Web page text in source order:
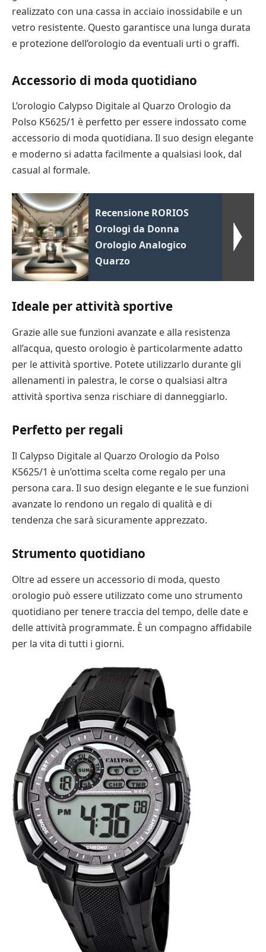
realizzato con una cassa in acciaio inossidabile e un
vetro resistente. Questo garantisce una lunga durata
e protezione dell’orologio da eventuali urti o graffi.
Accessorio di moda quotidiano
L’orologio Calypso Digitale al Quarzo Orologio da
Polso K5625/1 è perfetto per essere indossato come
accessorio di moda quotidiana. Il suo design elegante
e moderno si adatta facilmente a qualsiasi look, dal
casual al formale.
Recensione RORIOS
Orologi da Donna
Orologio Analogico
Quarzo
Ideale per attività sportive
Grazie alle sue funzioni avanzate e alla resistenza
all’acqua, questo orologio è particolarmente adatto
per le attività sportive. Potete utilizzarlo durante gli
allenamenti in palestra, le corse o qualsiasi altra
attività sportiva senza rischiare di danneggiarlo.
Perfetto per regali
Il Calypso Digitale al Quarzo Orologio da Polso
K5625/1 è un’ottima scelta come regalo per una
persona cara. Il suo design elegante e le sue funzioni
avanzate lo rendono un regalo di qualità e di
tendenza che sarà sicuramente apprezzato.
Strumento quotidiano
Oltre ad essere un accessorio di moda, questo
orologio può essere utilizzato come uno strumento
quotidiano per tenere traccia del tempo, delle date e
delle attività programmate. È un compagno affidabile
per la vita di tutti i giorni.